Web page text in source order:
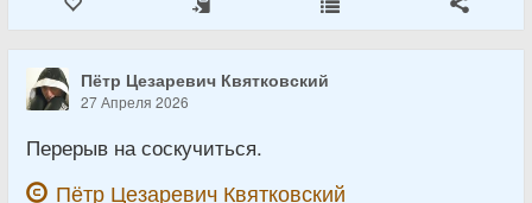
Пётр Цезаревич Квятковский
27 Апреля 2026
Перерыв на соскучиться.
Пётр Цезаревич Квятковский